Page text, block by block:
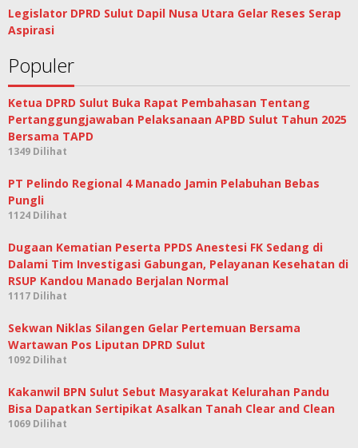
Legislator DPRD Sulut Dapil Nusa Utara Gelar Reses Serap
Aspirasi
Populer
Ketua DPRD Sulut Buka Rapat Pembahasan Tentang
Pertanggungjawaban Pelaksanaan APBD Sulut Tahun 2025
Bersama TAPD
1349 Dilihat
PT Pelindo Regional 4 Manado Jamin Pelabuhan Bebas
Pungli
1124 Dilihat
Dugaan Kematian Peserta PPDS Anestesi FK Sedang di
Dalami Tim Investigasi Gabungan, Pelayanan Kesehatan di
RSUP Kandou Manado Berjalan Normal
1117 Dilihat
Sekwan Niklas Silangen Gelar Pertemuan Bersama
Wartawan Pos Liputan DPRD Sulut
1092 Dilihat
Kakanwil BPN Sulut Sebut Masyarakat Kelurahan Pandu
Bisa Dapatkan Sertipikat Asalkan Tanah Clear and Clean
1069 Dilihat